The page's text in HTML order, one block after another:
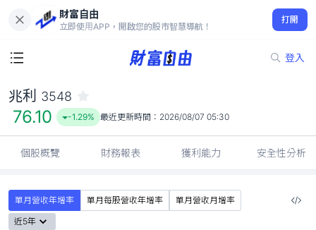
財富自由
立即使用APP，開啟您的股市智慧導航！
打開
登入
76.10
-1.29%
兆利 3548
76.10 -1.29% 最近更新時間： 2026/08/07 05:30
個股概覽 財務報表 獲利能力 安全性分析
單月營收年增率 單月每股營收年增率
單月營收月增率
近5年